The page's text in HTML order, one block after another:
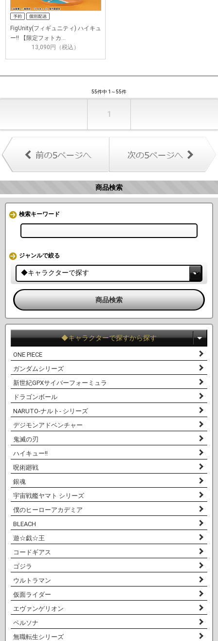
FigUnity(フィギュニティ) ハイキュ
ー!! 【限定フォトカ…
13,090円（税込）
55件中 1～55件
1
商品検索
検索キーワード
ジャンルで絞る
◆キャラクターで探すから探す
ONE PIECE
ガンダムシリーズ
新世紀GPXサイバーフォーミュラ
ドラゴンボール
NARUTO-ナルト- シリーズ
デジモンアドベンチャー
鬼滅の刃
ハイキュー!!
呪術廻戦
銀魂
宇宙戦艦ヤマト シリーズ
僕のヒーローアカデミア
BLEACH
遊☆戯☆王
コードギアス
ゴジラ
ウルトラマン
仮面ライダー
エヴァンゲリオン
ペルソナ
無職転生シリーズ